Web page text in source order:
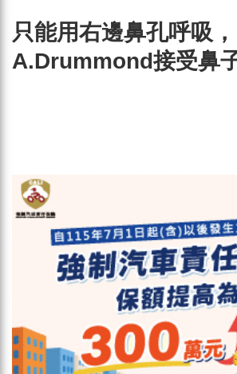
只能用右邊鼻孔呼吸，
A.Drummond接受鼻